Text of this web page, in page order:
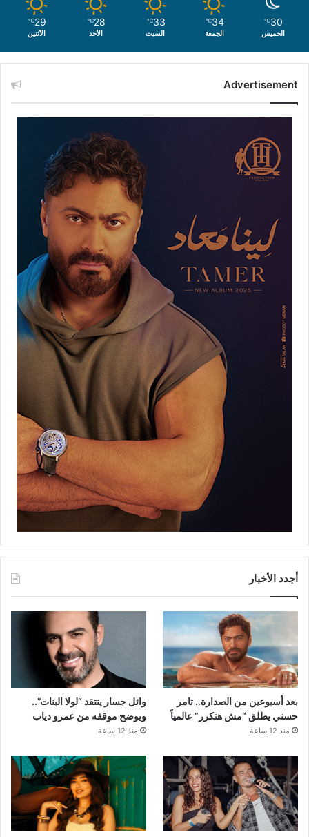
30
℃
الخميس
34
℃
الجمعة
33
℃
السبت
28
℃
الأحد
29
℃
الأثنين
Advertisement
أجدد الأخبار
بعد أسبوعين من الصدارة.. تامر
حسني يطلق “مش هتكرر” عالمياً
منذ 12 ساعة
وائل جسار ينتقد “لولا البنات”..
ويوضح موقفه من عمرو دياب
منذ 12 ساعة